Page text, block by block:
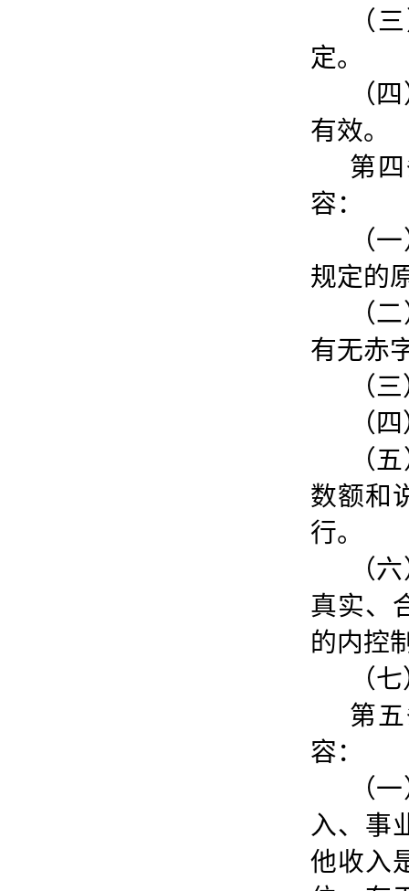
（
定。
（
有效。
第
容：
（
规定的
（
有无赤
（
（
（
数额和
行。
（
真实、
的内控
（
第
容：
（
入、事
他收入